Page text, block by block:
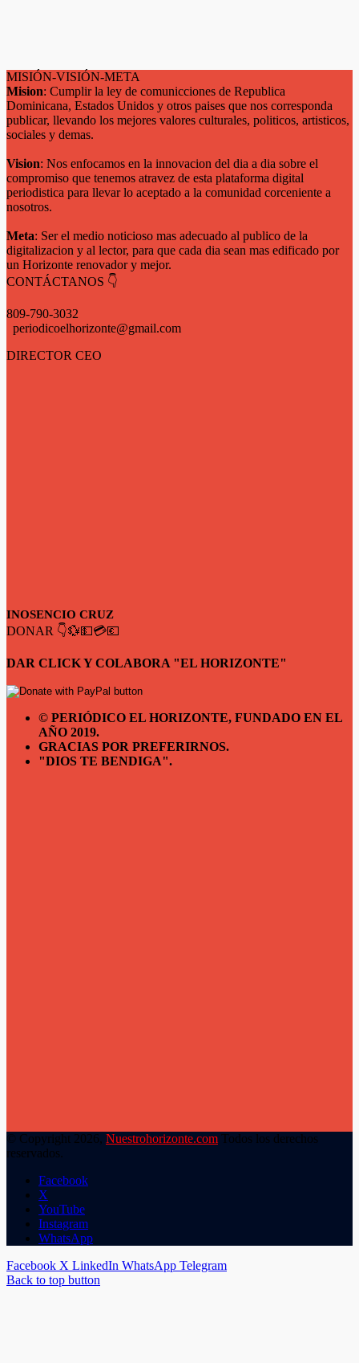
MISIÓN-VISIÓN-META
Mision: Cumplir la ley de comunicciones de Republica
Dominicana, Estados Unidos y otros paises que nos corresponda
publicar, llevando los mejores valores culturales, politicos, artisticos,
sociales y demas.
Vision: Nos enfocamos en la innovacion del dia a dia sobre el
compromiso que tenemos atravez de esta plataforma digital
periodistica para llevar lo aceptado a la comunidad corceniente a
nosotros.
Meta: Ser el medio noticioso mas adecuado al publico de la
digitalizacion y al lector, para que cada dia sean mas edificado por
un Horizonte renovador y mejor.
CONTÁCTANOS 👇
809-790-3032
periodicoelhorizonte@gmail.com
DIRECTOR CEO
INOSENCIO CRUZ
DONAR 👇💱💵💳💶
DAR CLICK Y COLABORA "EL HORIZONTE"
© PERIÓDICO EL HORIZONTE, FUNDADO EN EL
AÑO 2019.
GRACIAS POR PREFERIRNOS.
"DIOS TE BENDIGA".
© Copyright 2026, Nuestrohorizonte.com Todos los derechos
reservados.
Facebook
X
YouTube
Instagram
WhatsApp
Facebook X LinkedIn WhatsApp Telegram
Back to top button